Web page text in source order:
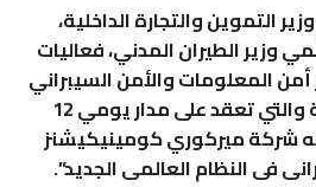
التموين والتجارة الداخلية،
وزير الطيران المدني، فعاليات
أمن المعلومات والأمن السيبراني
Caisec في نسخته الثانية والتي تعقد على مدار يومي 12
شركة ميركوري كومينيكيشنز
فى النظام العالمى الجديد”.